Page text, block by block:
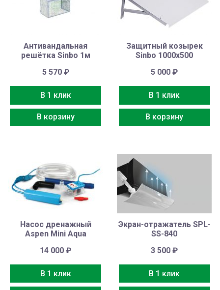
Антивандальная
решётка Sinbo 1м
5 570 ₽
В 1 клик
В корзину
Защитный козырек
Sinbo 1000х500
5 000₽
В 1 клик
В корзину
Насос дренажный
Aspen Mini Aqua
14 000₽
В 1 клик
Экран-отражатель SPL-
SS-840
3 500₽
В 1 клик